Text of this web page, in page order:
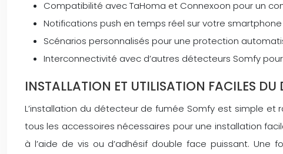
Compatibilité avec TaHoma et Connexoon pour un
Notifications push en temps réel sur votre
Scénarios personnalisés pour une protection
Interconnectivité avec d’autres détecteurs Somfy
INSTALLATION ET UTILISATION FACILES DU
L’installation du détecteur de fumée Somfy est simple et
tous les accessoires nécessaires pour une installation
à l’aide de vis ou d’adhésif double face puissant.